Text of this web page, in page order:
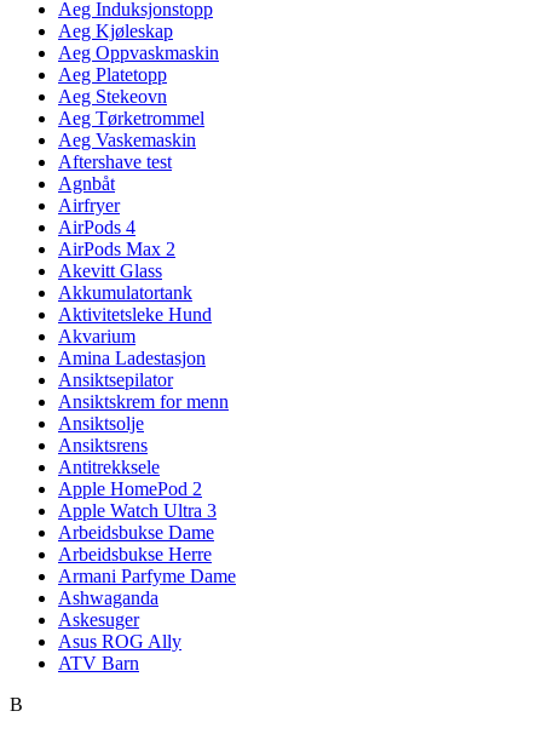
Aeg Induksjonstopp
Aeg Kjøleskap
Aeg Oppvaskmaskin
Aeg Platetopp
Aeg Stekeovn
Aeg Tørketrommel
Aeg Vaskemaskin
Aftershave test
Agnbåt
Airfryer
AirPods 4
AirPods Max 2
Akevitt Glass
Akkumulatortank
Aktivitetsleke Hund
Akvarium
Amina Ladestasjon
Ansiktsepilator
Ansiktskrem for menn
Ansiktsolje
Ansiktsrens
Antitrekksele
Apple HomePod 2
Apple Watch Ultra 3
Arbeidsbukse Dame
Arbeidsbukse Herre
Armani Parfyme Dame
Ashwaganda
Askesuger
Asus ROG Ally
ATV Barn
B